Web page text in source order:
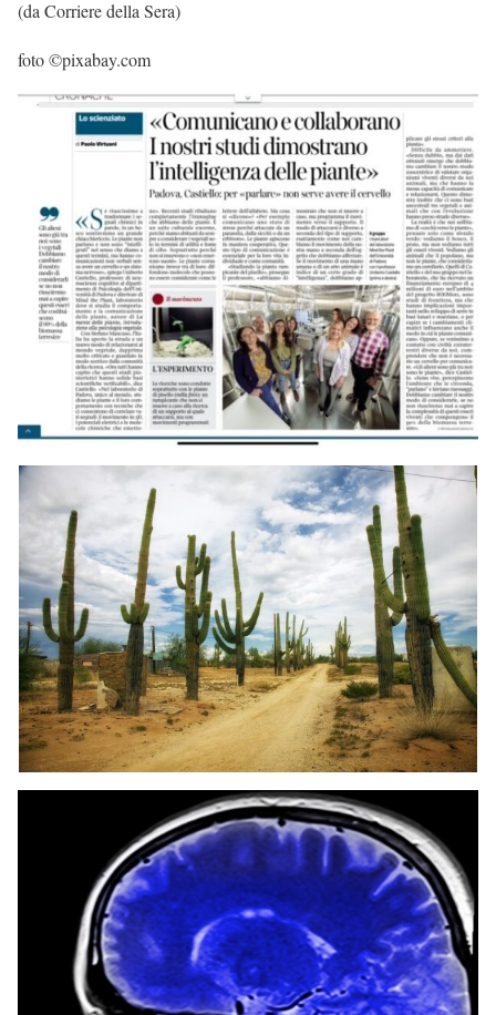
(da Corriere della Sera)
foto ©pixabay.com